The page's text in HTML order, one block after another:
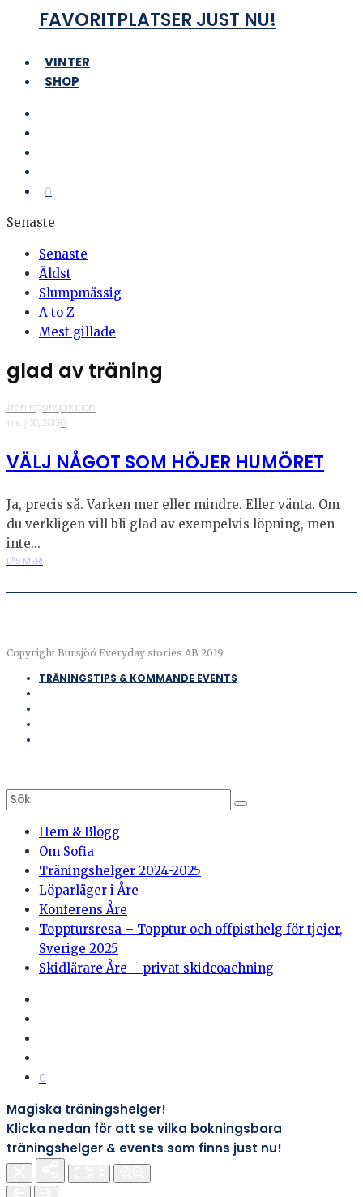
FAVORITPLATSER JUST NU!
VINTER
SHOP
0
Senaste
Senaste
Äldst
Slumpmässig
A to Z
Mest gillade
glad av träning
Träningsinspiration
·maj 30, 2013·0
VÄLJ NÅGOT SOM HÖJER HUMÖRET
Ja, precis så. Varken mer eller mindre. Eller vänta. Om
du verkligen vill bli glad av exempelvis löpning, men
inte...
LÄS MER!
Copyright Bursjöö Everyday stories AB 2019
TRÄNINGSTIPS & KOMMANDE EVENTS
Hem & Blogg
Om Sofia
Träningshelger 2024-2025
Löparläger i Åre
Konferens Åre
Topptursresa – Topptur och offpisthelg för tjejer,
Sverige 2025
Skidlärare Åre – privat skidcoachning
0
Magiska träningshelger!
Klicka nedan för att se vilka bokningsbara
träningshelger & events som finns just nu!